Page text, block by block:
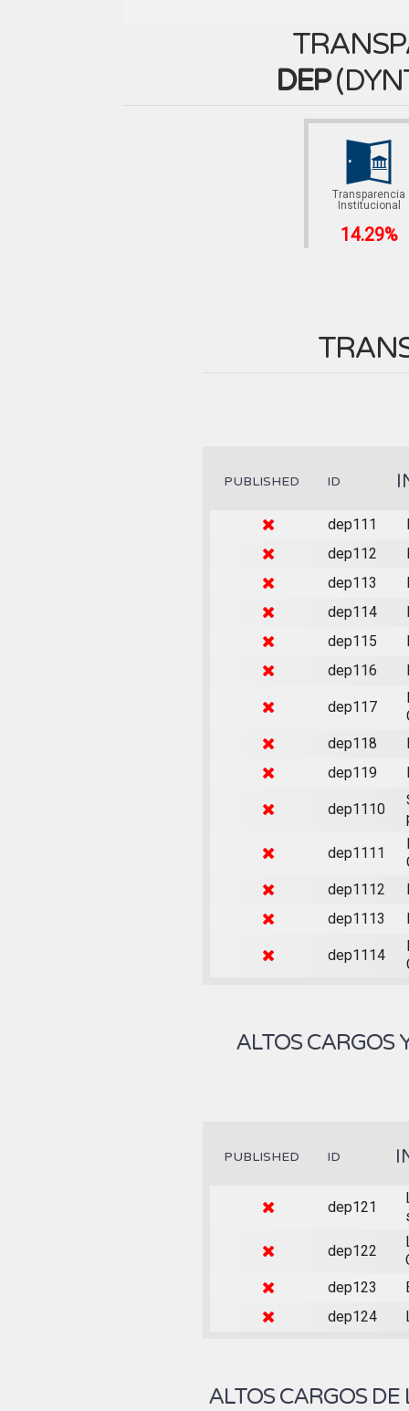
DEP(
Transparencia
Institucional
14.29%
PUBLISHED ID
dep111
dep112
dep113
dep114
dep115
dep116
dep117
dep118
dep119
dep1110
dep1111
dep1112
dep1113
dep1114
ALTOS CARGOS
PUBLISHED ID
dep121
dep122
dep123
dep124
ALTOS CARGOS